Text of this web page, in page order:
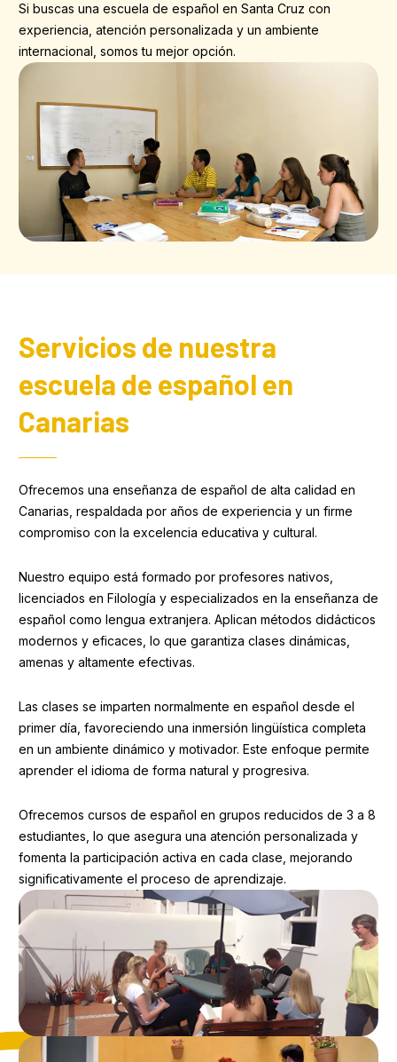
Si buscas una escuela de español en Santa Cruz con
experiencia, atención personalizada y un ambiente
internacional, somos tu mejor opción.
Servicios de nuestra
escuela de español en
Canarias
Ofrecemos una enseñanza de español de alta calidad en
Canarias, respaldada por años de experiencia y un firme
compromiso con la excelencia educativa y cultural.
Nuestro equipo está formado por profesores nativos,
licenciados en Filología y especializados en la enseñanza de
español como lengua extranjera. Aplican métodos didácticos
modernos y eficaces, lo que garantiza clases dinámicas,
amenas y altamente efectivas.
Las clases se imparten normalmente en español desde el
primer día, favoreciendo una inmersión lingüística completa
en un ambiente dinámico y motivador. Este enfoque permite
aprender el idioma de forma natural y progresiva.
Ofrecemos cursos de español en grupos reducidos de 3 a 8
estudiantes, lo que asegura una atención personalizada y
fomenta la participación activa en cada clase, mejorando
significativamente el proceso de aprendizaje.